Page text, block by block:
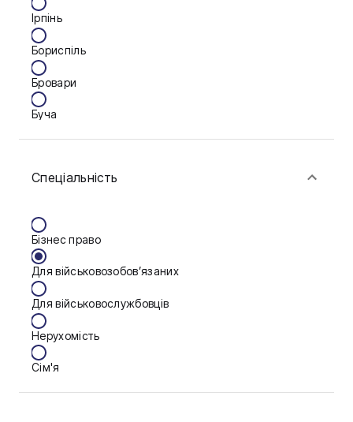
Ірпінь
Бориспіль
Бровари
Буча
Васильків
Дніпро
Запоріжжя
Калуш
Кам'янське
Ковель
Спеціальність
Бізнес право
Для військовозобов’язаних
Для військовослужбовців
Нерухомість
Сім'я